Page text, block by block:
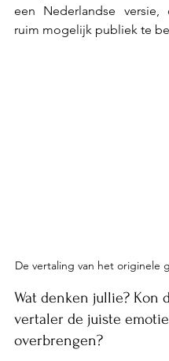
een Nederlandse
ruim mogelijk publiek te
De vertaling van het originele
Wat denken jullie? Kon
vertaler de juiste emotie
overbrengen?